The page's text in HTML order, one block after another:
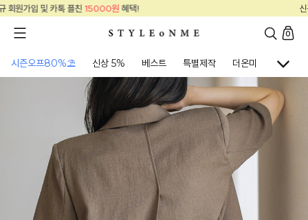
신규 회원가입 및 카톡 플친
0
시즌오프80%⛱ 신상 5% 베스트 특별제작 더온미 골프웨어